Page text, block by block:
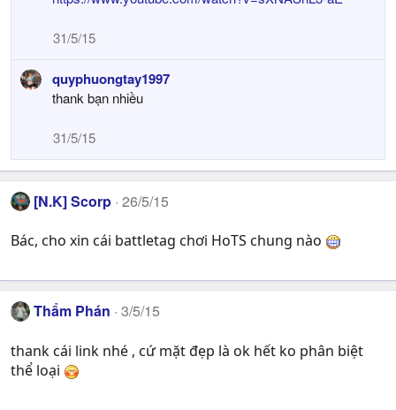
31/5/15
quyphuongtay1997
thank bạn nhiều
31/5/15
[N.K] Scorp 26/5/15
Bác, cho xin cái battletag chơi HoTS chung nào
Thẩm Phán 3/5/15
thank cái link nhé , cứ mặt đẹp là ok hết ko phân biệt
thể loại